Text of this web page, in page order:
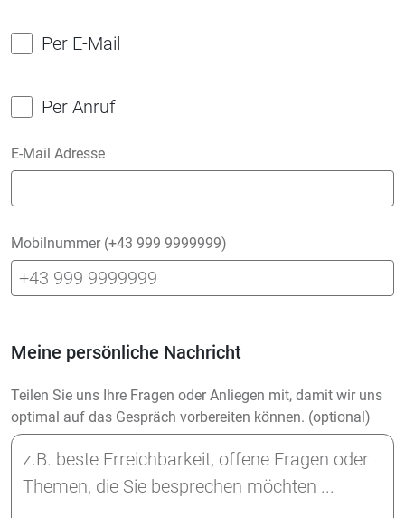
Per E-Mail
Per Anruf
E-Mail Adresse
Mobilnummer (+43 999 9999999)
Meine persönliche Nachricht
Teilen Sie uns Ihre Fragen oder Anliegen mit, damit wir uns
optimal auf das Gespräch vorbereiten können. (optional)